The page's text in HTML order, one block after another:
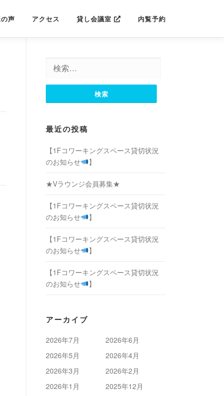
声 アクセス 貸し会議室 内覧予約
最近の投稿
【1Fコワーキングスペース貸切状況
のお知らせ
】
★Vラウンジ会員募集★
【1Fコワーキングスペース貸切状況
のお知らせ
】
【1Fコワーキングスペース貸切状況
のお知らせ
】
【1Fコワーキングスペース貸切状況
のお知らせ
】
アーカイブ
2026年7月
2026年6月
2026年5月
2026年4月
2026年3月
2026年2月
2026年1月
2025年12月